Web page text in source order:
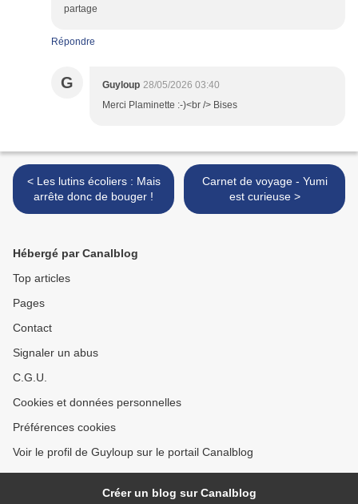
partage
Répondre
G Guyloup 28/05/2026 03:40
Merci Plaminette :-)<br /> Bises
< Les lutins écoliers : Mais
arrête donc de bouger !
Carnet de voyage - Yumi
est curieuse >
Hébergé par Canalblog
Top articles
Pages
Contact
Signaler un abus
C.G.U.
Cookies et données personnelles
Préférences cookies
Voir le profil de Guyloup sur le portail Canalblog
Créer un blog sur Canalblog